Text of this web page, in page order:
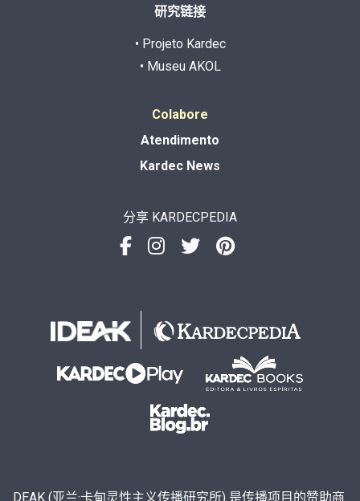
研究链接
• Projeto Kardec
• Museu AKOL
Colabore
Atendimento
Kardec News
分享 KARDECPEDIA
DEAK (亚兰·卡甸灵性主义传播研究所) 是传播项目的赞助商.